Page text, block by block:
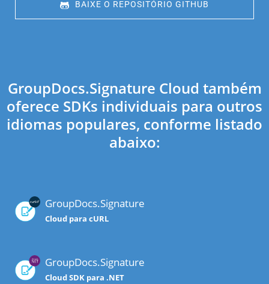
BAIXE O REPOSITÓRIO GITHUB
GroupDocs.Signature Cloud também
oferece SDKs individuais para outros
idiomas populares, conforme listado
abaixo:
GroupDocs.Signature
Cloud para cURL
GroupDocs.Signature
Cloud SDK para .NET